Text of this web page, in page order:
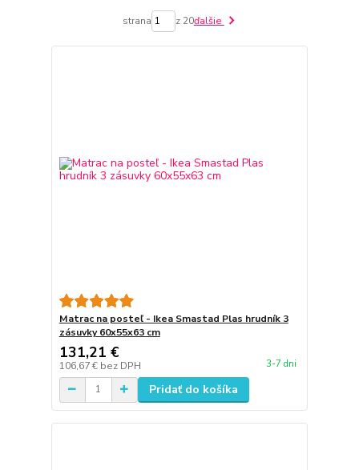
strana z 20ďalšie
Matrac na posteľ - Ikea Smastad Plas hrudník 3
zásuvky 60x55x63 cm
131,21 €
106,67 € bez DPH 3-7 dni
Pridať do košíka